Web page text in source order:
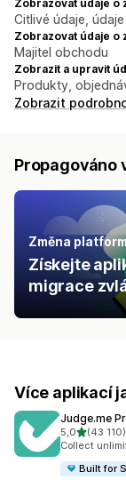
Zobrazovat údaje o
Citlivé údaje,
Zobrazovat údaje o
Majitel obchodu
Zobrazit a upravit
Produkty,
Zobrazit
Propagováno
Změna
Získejte
migrace
Více aplikací
Judge.me
5,0z 5 hvězd
(43 110)
Celkový
Collect
Built for